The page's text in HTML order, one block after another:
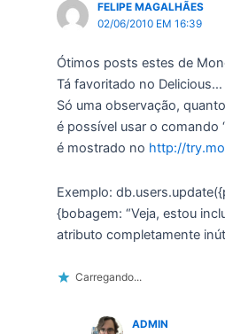
FELIPE MAGALHÃES
02/06/2010 EM 16:39
Ótimos posts estes de
Tá favoritado no Delicious…
Só uma observação,
é possível usar o comando
é mostrado no http://
Exemplo:
{bobagem: “Veja, estou
atributo completamente
Carregando...
ADMIN